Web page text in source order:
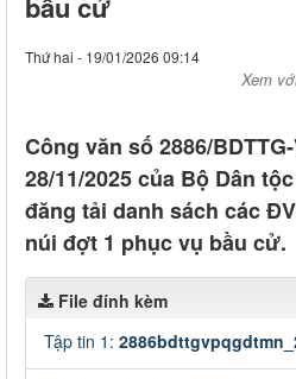
Thứ hai - 19/01/2026 09:14
Xem
Công văn số 2886/
28/11/2025 của Bộ Dân
đăng tải danh sách các
núi đợt 1 phục vụ bầu cử.
File đính kèm
Tập tin 1: